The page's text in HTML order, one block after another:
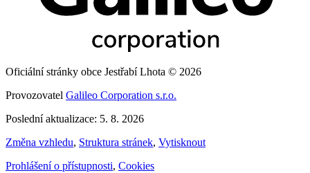
Oficiální stránky obce Jestřabí Lhota © 2026
Provozovatel Galileo Corporation s.r.o.
Poslední aktualizace: 5. 8. 2026
Změna vzhledu, Struktura stránek, Vytisknout
Prohlášení o přístupnosti, Cookies